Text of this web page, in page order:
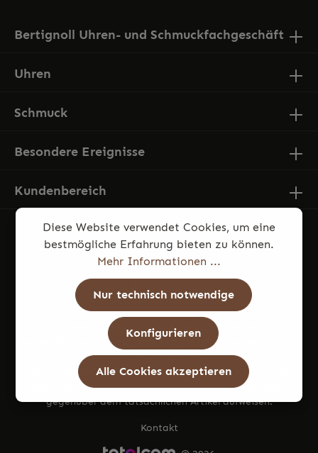
Bertignoll Uhren- und Schmuckfachgeschäft
Uhren
Schmuck
Besondere Ereignisse
Kundenbereich
* Alle Preise inkl. gesetzl. Mehrwertsteuer zzgl.
und ggf. Nachnahmegebühren, wenn nicht
anders angegeben.
Die Produktfotos können aufgrund von Beleuchtung und
Monitoreinstellungen geringfügige Farbabweichungen
gegenüber dem tatsächlichen Artikel aufweisen.
Kontakt
Diese Website verwendet Cookies, um eine
bestmögliche Erfahrung bieten zu können.
Mehr Informationen ...
Nur technisch notwendige
Konfigurieren
Alle Cookies akzeptieren